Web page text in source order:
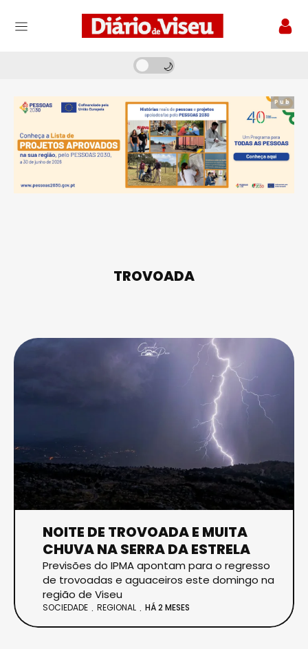
Pub
TROVOADA
NOITE DE TROVOADA E MUITA
CHUVA NA SERRA DA ESTRELA
Previsões do IPMA apontam para o regresso
de trovoadas e aguaceiros este domingo na
região de Viseu
SOCIEDADE REGIONAL HÁ 2 MESES